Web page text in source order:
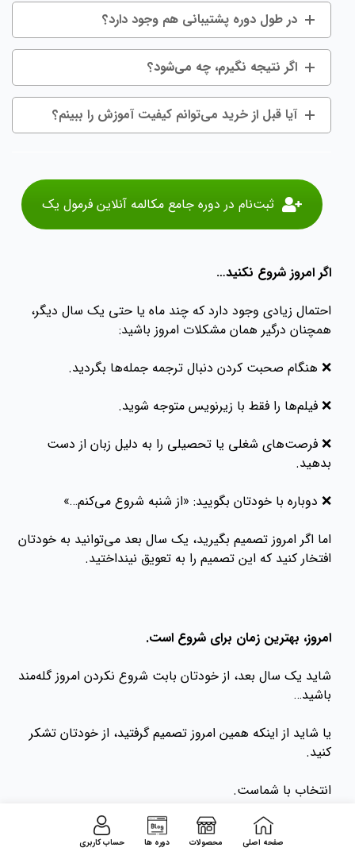
در طول دوره پشتیبانی هم وجود دارد؟
اگر نتیجه نگیرم، چه می‌شود؟
آیا قبل از خرید می‌توانم کیفیت آموزش را ببینم؟
ثبت‌نام در دوره جامع مکالمه آنلاین فرمول یک
اگر امروز شروع نکنید…
احتمال زیادی وجود دارد که چند ماه یا حتی یک سال دیگر،
همچنان درگیر همان مشکلات امروز باشید:
❌ هنگام صحبت کردن دنبال ترجمه جمله‌ها بگردید.
❌ فیلم‌ها را فقط با زیرنویس متوجه شوید.
❌ فرصت‌های شغلی یا تحصیلی را به دلیل زبان از دست
بدهید.
❌ دوباره با خودتان بگویید: «از شنبه شروع می‌کنم…»
اما اگر امروز تصمیم بگیرید، یک سال بعد می‌توانید به خودتان
افتخار کنید که این تصمیم را به تعویق نینداختید.
امروز، بهترین زمان برای شروع است.
شاید یک سال بعد، از خودتان بابت شروع نکردن امروز گله‌مند
باشید…
یا شاید از اینکه همین امروز تصمیم گرفتید، از خودتان تشکر
کنید.
انتخاب با شماست.
همین حالا به دوره جامع مکالمه آنلاین «فرمول یک» بپیوندید
و یادگیری زبان انگلیسی را به یک نتیجه واقعی تبدیل کنید.
صفحه اصلی محصولات دوره ها حساب کاربری